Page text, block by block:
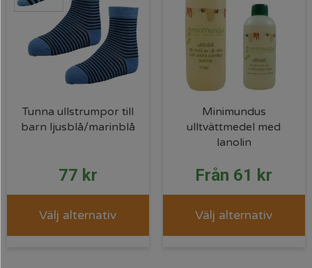
Tunna ullstrumpor till
barn ljusblå/marinblå
77 kr
Välj alternativ
Minimundus
ulltvättmedel med
lanolin
Från 61 kr
Välj alternativ